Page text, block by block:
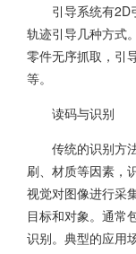
引导系统有2D
轨迹引导几种方式
零件无序抓取，引
等。
读码与识别
传统的识别方法
刷、材质等因素，
视觉对图像进行采
目标和对象。通常
识别。典型的应用